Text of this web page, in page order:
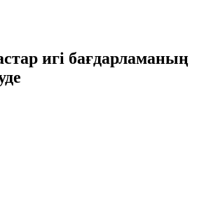
игі бағдарламаның